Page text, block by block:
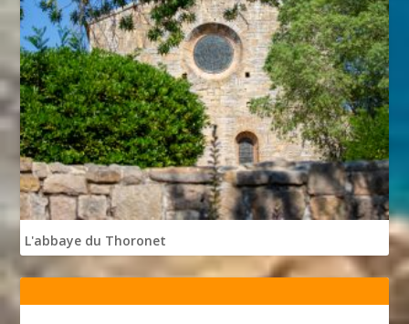
L'abbaye du Thoronet